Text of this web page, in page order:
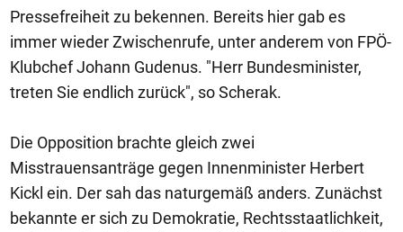
Pressefreiheit zu bekennen. Bereits hier gab es
immer wieder Zwischenrufe, unter anderem von FPÖ-
Klubchef Johann Gudenus. "Herr Bundesminister,
treten Sie endlich zurück", so Scherak.
Die Opposition brachte gleich zwei
Misstrauensanträge gegen Innenminister Herbert
Kickl ein. Der sah das naturgemäß anders. Zunächst
bekannte er sich zu Demokratie, Rechtsstaatlichkeit,